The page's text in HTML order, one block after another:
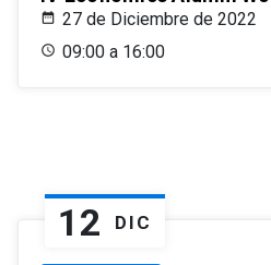
27 de Diciembre de 2022
09:00 a 16:00
12 DIC